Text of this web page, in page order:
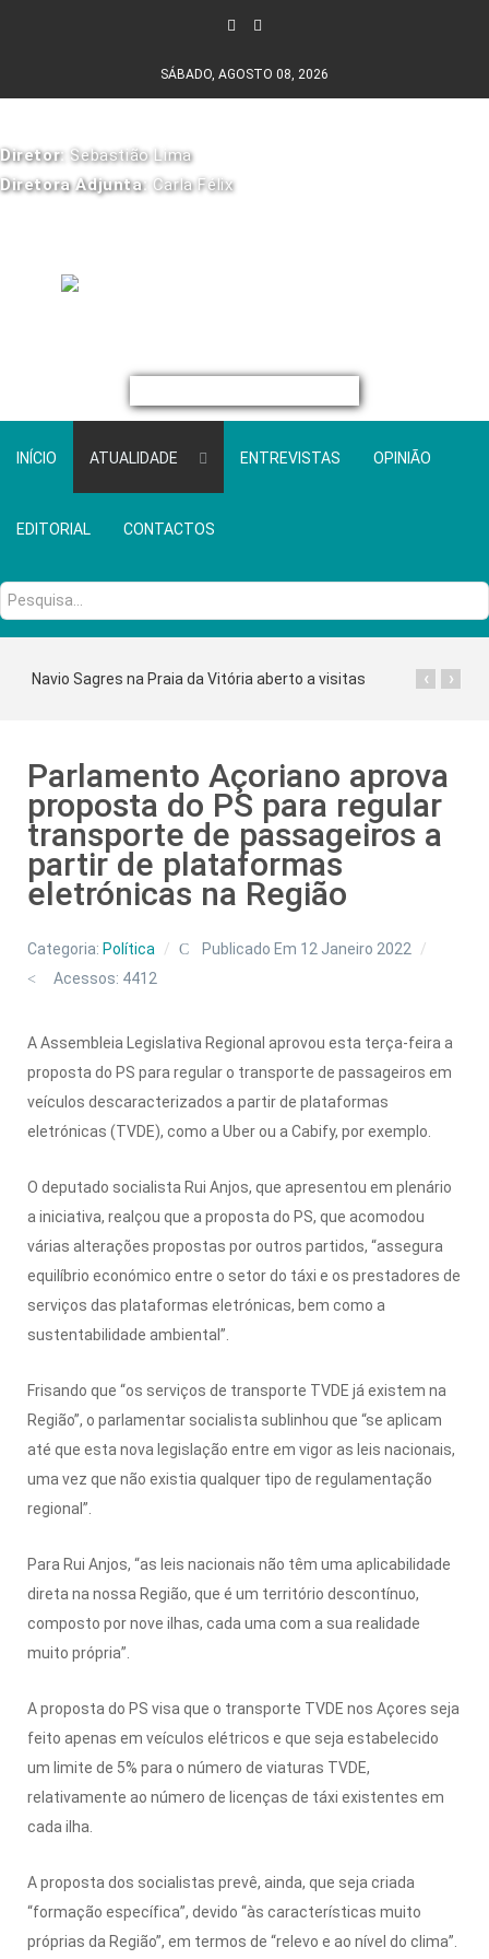
SÁBADO, AGOSTO 08, 2026
Diretor: Sebastião Lima
Diretora Adjunta: Carla Félix
INÍCIO ATUALIDADE ENTREVISTAS OPINIÃO
EDITORIAL CONTACTOS
Pesquisa...
Navio Sagres na Praia da Vitória aberto a visitas ›
‹
Parlamento Açoriano aprova
proposta do PS para regular
transporte de passageiros a
partir de plataformas
eletrónicas na Região
Categoria: Política
Publicado Em 12 Janeiro 2022
Acessos: 4412
A Assembleia Legislativa Regional aprovou esta terça-feira a
proposta do PS para regular o transporte de passageiros em
veículos descaracterizados a partir de plataformas
eletrónicas (TVDE), como a Uber ou a Cabify, por exemplo.
O deputado socialista Rui Anjos, que apresentou em plenário
a iniciativa, realçou que a proposta do PS, que acomodou
várias alterações propostas por outros partidos, “assegura
equilíbrio económico entre o setor do táxi e os prestadores de
serviços das plataformas eletrónicas, bem como a
sustentabilidade ambiental”.
Frisando que “os serviços de transporte TVDE já existem na
Região”, o parlamentar socialista sublinhou que “se aplicam
até que esta nova legislação entre em vigor as leis nacionais,
uma vez que não existia qualquer tipo de regulamentação
regional”.
Para Rui Anjos, “as leis nacionais não têm uma aplicabilidade
direta na nossa Região, que é um território descontínuo,
composto por nove ilhas, cada uma com a sua realidade
muito própria”.
A proposta do PS visa que o transporte TVDE nos Açores seja
feito apenas em veículos elétricos e que seja estabelecido
um limite de 5% para o número de viaturas TVDE,
relativamente ao número de licenças de táxi existentes em
cada ilha.
A proposta dos socialistas prevê, ainda, que seja criada
“formação específica”, devido “às características muito
próprias da Região”, em termos de “relevo e ao nível do clima”.